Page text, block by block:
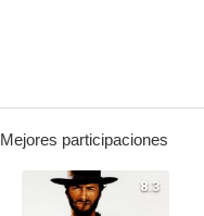
Mejores participaciones
8.3